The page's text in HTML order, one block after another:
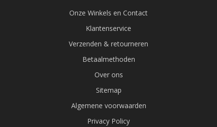
Onze Winkels en Contact
Klantenservice
Verzenden & retourneren
Betaalmethoden
Over ons
Sitemap
Algemene voorwaarden
Privacy Policy